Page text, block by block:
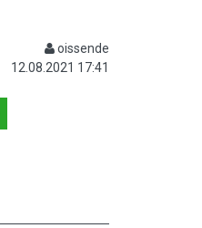
oissende
12.08.2021 17:41